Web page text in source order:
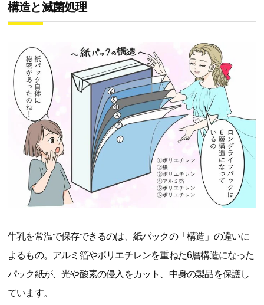
構造と滅菌処理
牛乳を常温で保存できるのは、紙パックの「構造」の違いに
よるもの。アルミ箔やポリエチレンを重ねた6層構造になった
パック紙が、光や酸素の侵入をカット、中身の製品を保護し
ています。